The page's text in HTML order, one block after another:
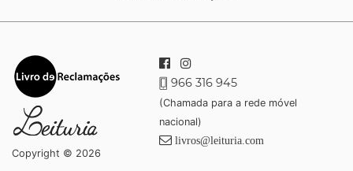
Copyright © 2026
966 316 945
(Chamada para a rede móvel
nacional)
livros@leituria.com